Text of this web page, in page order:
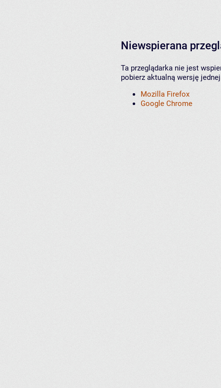
Niewspierana
Ta przeglądarka nie jest
pobierz aktualną wersję
Mozilla Firefox
Google Chrome